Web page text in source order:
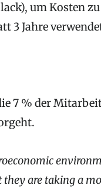
um Kosten
3 Jahre
7 % der
are taking a